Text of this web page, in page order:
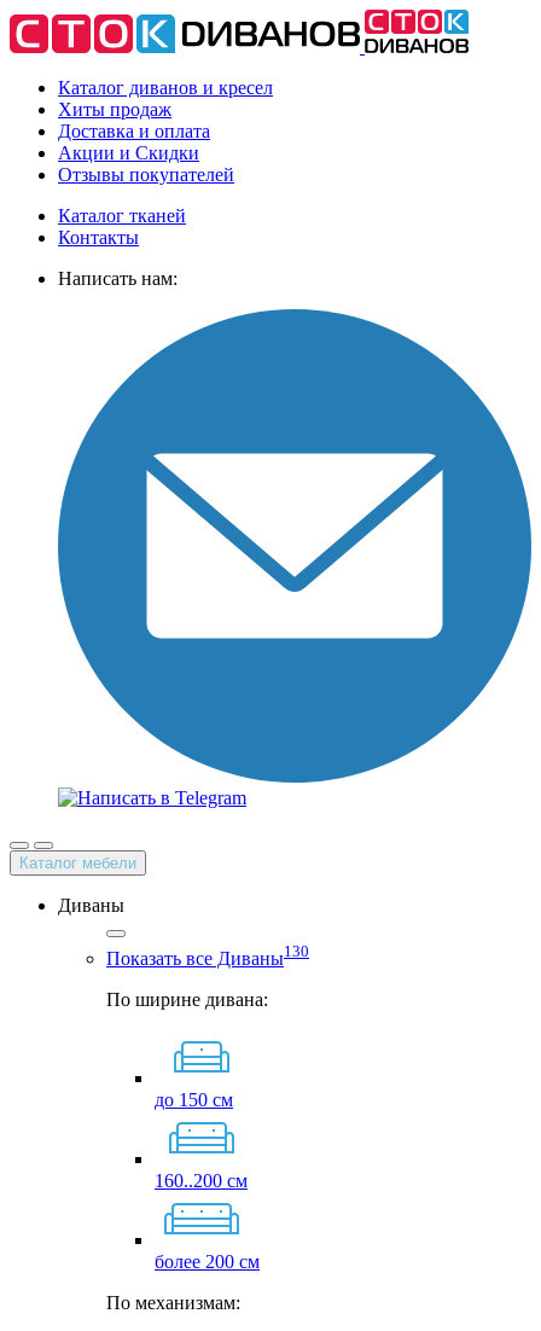
Каталог диванов и кресел
Хиты продаж
Доставка и оплата
Акции и Скидки
Отзывы покупателей
Каталог тканей
Контакты
Написать нам:
Каталог мебели
Диваны
Показать все Диваны130
По ширине дивана:
до 150 см
160..200 см
более 200 см
По механизмам: